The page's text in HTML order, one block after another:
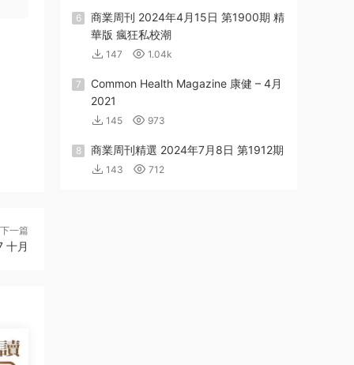
下一篇
十月
6
商業周刊 2024年4月15日 第1900期 精
華版 瘋狂私校潮
147 1.04k
7
Common Health Magazine 康健 – 4月
2021
145 973
8 商業周刊精選 2024年7月8日 第1912期
143 712